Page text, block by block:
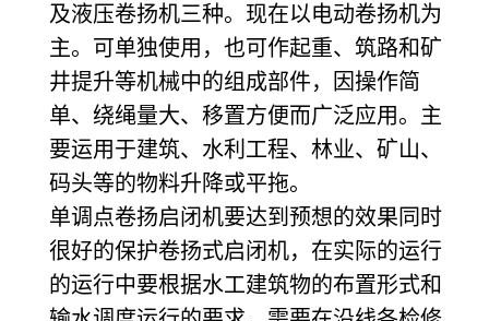
及液压卷扬机三种。现在以电动卷扬机为
主。可单独使用，也可作起重、筑路和矿
井提升等机械中的组成部件，因操作简
单、绕绳量大、移置方便而广泛应用。主
要运用于建筑、水利工程、林业、矿山、
码头等的物料升降或平拖。
单调点卷扬启闭机要达到预想的效果同时
很好的保护卷扬式启闭机，在实际的运行
的运行中要根据水工建筑物的布置形式和